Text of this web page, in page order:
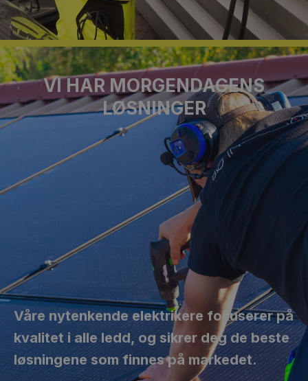
VI HAR MORGENDAGENS
LØSNINGER
Våre nytenkende elektrikere fokuserer på
kvalitet i alle ledd, og sikrer deg de beste
løsningene som finnes på markedet.